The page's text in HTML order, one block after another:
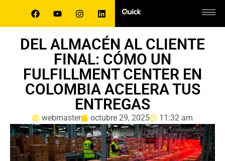
DEL ALMACÉN AL CLIENTE
FINAL: CÓMO UN
FULFILLMENT CENTER EN
COLOMBIA ACELERA TUS
ENTREGAS
webmaster octubre 29, 2025 11:32 am